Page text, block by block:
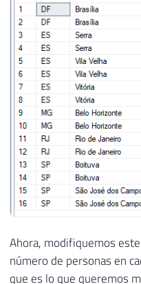
Ahora, modifiquemos
número de personas en
que es lo que queremos